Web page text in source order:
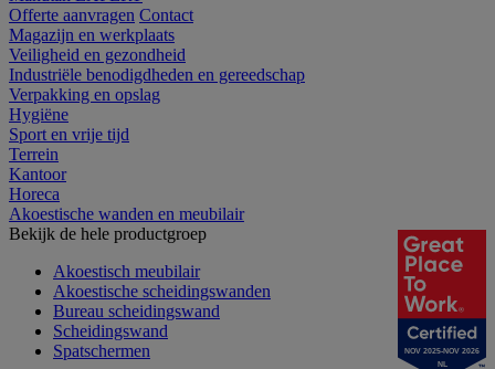
Offerte aanvragen Contact
Magazijn en werkplaats
Veiligheid en gezondheid
Industriële benodigdheden en gereedschap
Verpakking en opslag
Hygiëne
Sport en vrije tijd
Terrein
Kantoor
Horeca
Akoestische wanden en meubilair
Bekijk de hele productgroep
Akoestisch meubilair
Akoestische scheidingswanden
Bureau scheidingswand
Scheidingswand
Spatschermen
NOV 2025-NOV 2026
NL